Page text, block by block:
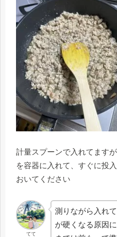
計量スプーンで入れてます
を容器に入れて、すぐに投
おいてください
てて
測りながら入れ
が硬くなる原因